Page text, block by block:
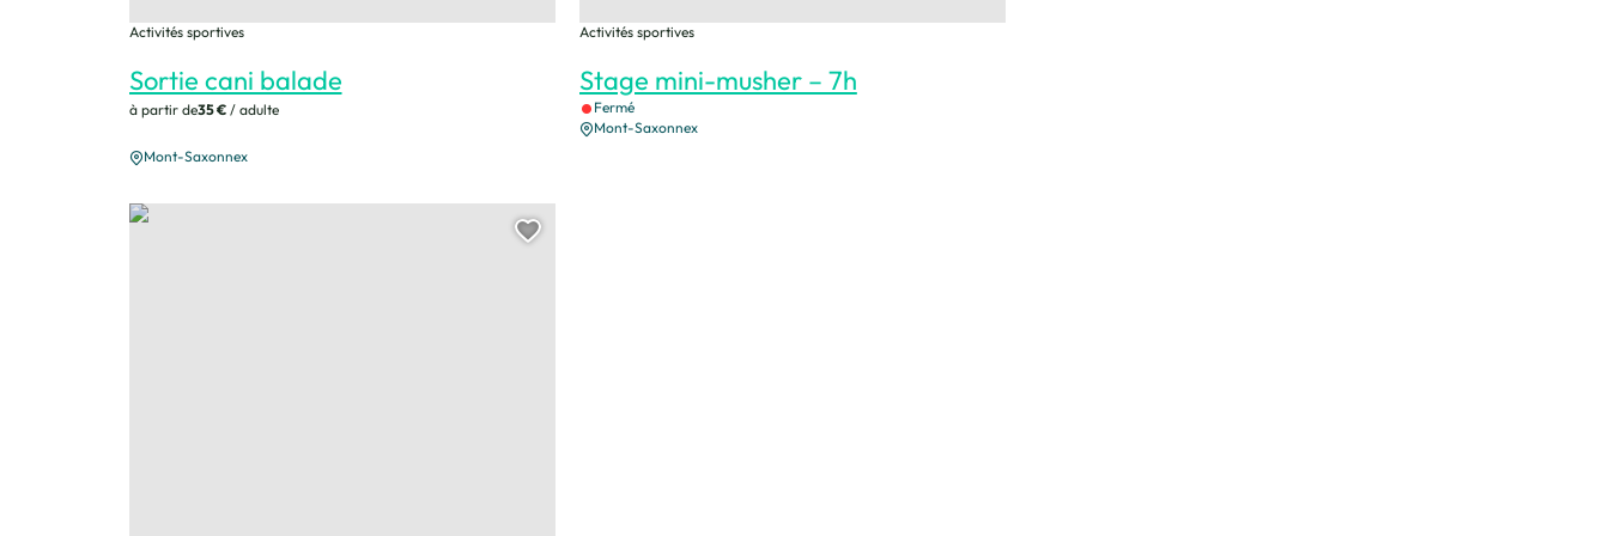
Sortie cani balade
Activités sportives
à partir de35 € / adulte
Mont-Saxonnex
Stage mini-musher – 7h
Activités sportives
Fermé
Mont-Saxonnex
Balades avec les chiens de traineau, © Les traineaux de Yume
Ajouter cette page au carnet de voyage ?